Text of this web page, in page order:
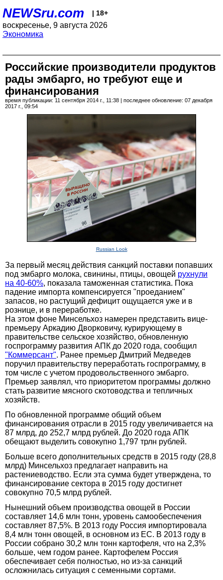
NEWSru.com | 18+
воскресенье, 9 августа 2026
Экономика
Российские производители продуктов
рады эмбарго, но требуют еще и
финансирования
время публикации: 11 сентября 2014 г., 11:38 | последнее обновление: 07 декабря
2017 г., 09:54
Russian Look
За первый месяц действия санкций поставки попавших
под эмбарго молока, свинины, птицы, овощей рухнули
на 40-60%, показала таможенная статистика. Пока
падение импорта компенсируется "проеданием"
запасов, но растущий дефицит ощущается уже и в
рознице, и в переработке.
На этом фоне Минсельхоз намерен представить вице-
премьеру Аркадию Дворковичу, курирующему в
правительстве сельское хозяйство, обновленную
госпрограмму развития АПК до 2020 года, сообщил
"Коммерсант". Ранее премьер Дмитрий Медведев
поручил правительству переработать госпрограмму, в
том числе с учетом продовольственного эмбарго.
Премьер заявлял, что приоритетом программы должно
стать развитие мясного скотоводства и тепличных
хозяйств.
По обновленной программе общий объем
финансирования отрасли в 2015 году увеличивается на
87 млрд, до 252,7 млрд рублей. До 2020 года АПК
обещают выделить совокупно 1,797 трлн рублей.
Больше всего дополнительных средств в 2015 году (28,8
млрд) Минсельхоз предлагает направить на
растениеводство. Если эта сумма будет утверждена, то
финансирование сектора в 2015 году достигнет
совокупно 70,5 млрд рублей.
Нынешний объем производства овощей в России
составляет 14,6 млн тонн, уровень самообеспечения
составляет 87,5%. В 2013 году Россия импортировала
8,4 млн тонн овощей, в основном из ЕС. В 2013 году в
России собрано 30,2 млн тонн картофеля, что на 2,3%
больше, чем годом ранее. Картофелем Россия
обеспечивает себя полностью, но из-за санкций
осложнилась ситуация с семенными сортами.